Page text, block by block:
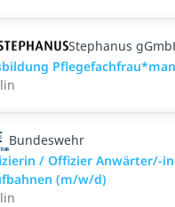
Stephanus
Bundeswehr
/ Offizier Anwärter/-
(m/w/d)